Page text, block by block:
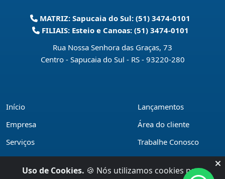
MATRIZ: Sapucaia do Sul: (51) 3474-0101
FILIAIS: Esteio e Canoas: (51) 3474-0101
Rua Nossa Senhora das Graças, 73
Centro - Sapucaia do Sul - RS - 93220-280
Início
Empresa
Serviços
Financiamentos
Lançamentos
Área do cliente
Trabalhe Conosco
Políticas de privacidade
Uso de Cookies. 🍪 Nós utilizamos cookies para